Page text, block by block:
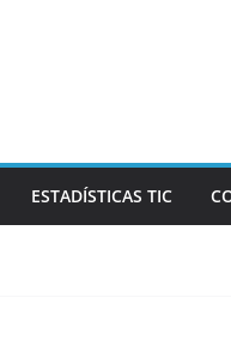
ESTADÍSTICAS TIC